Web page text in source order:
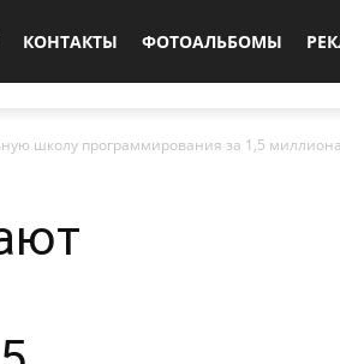
КОНТАКТЫ ФОТОАЛЬБОМЫ
школу программирования за 1,5